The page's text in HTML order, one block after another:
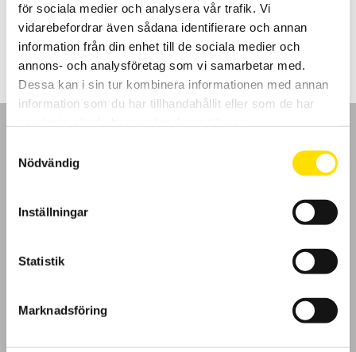
för sociala medier och analysera vår trafik. Vi
vidarebefordrar även sådana identifierare och annan
information från din enhet till de sociala medier och
annons- och analysföretag som vi samarbetar med.
Dessa kan i sin tur kombinera informationen med annan
information som du har tillhandahållit eller som de har
Nödvändig
Inställningar
Statistik
Marknadsföring
2,950.00kr LÄS MER